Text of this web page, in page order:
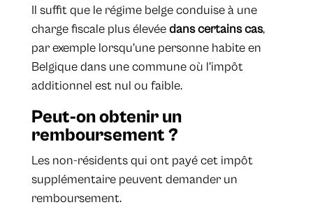
Il suffit que le régime belge conduise à une
charge fiscale plus élevéedans certains cas,
par exemple lorsqu'une personne habite en
Belgique dans une commune où l'impôt
additionnel est nul ou faible.
Peut-on obtenir un
remboursement ?
Les non-résidents qui ont payé cet impôt
supplémentaire peuvent demander un
remboursement.